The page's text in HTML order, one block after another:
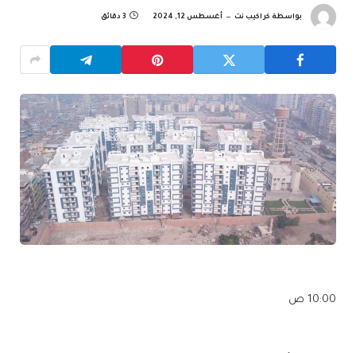
بواسطة كراكيب نت أغسطس 12, 2024 3 دقائق
10:00 ص